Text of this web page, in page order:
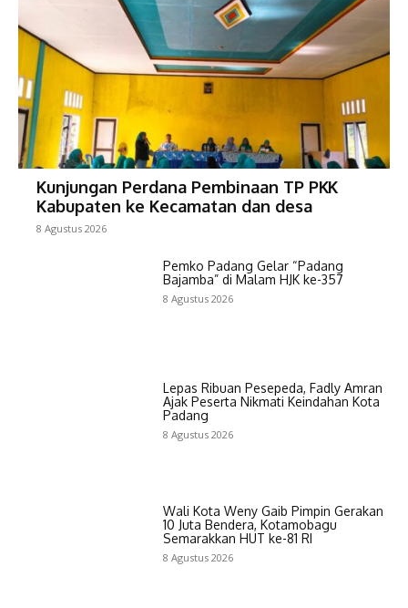
Kunjungan Perdana Pembinaan TP PKK
Kabupaten ke Kecamatan dan desa
8 Agustus 2026
Pemko Padang Gelar “Padang
Bajamba” di Malam HJK ke-357
8 Agustus 2026
Lepas Ribuan Pesepeda, Fadly Amran
Ajak Peserta Nikmati Keindahan Kota
Padang
8 Agustus 2026
Wali Kota Weny Gaib Pimpin Gerakan
10 Juta Bendera, Kotamobagu
Semarakkan HUT ke-81 RI
8 Agustus 2026